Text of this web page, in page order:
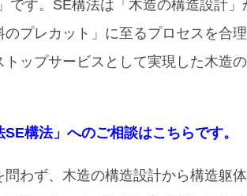
です。SE構法は「木造の構造設計」
のプレカット」に至るプロセスを合
トップサービスとして実現した木造
SE構法」へのご相談はこちらです。
問わず、木造の構造設計から構造躯